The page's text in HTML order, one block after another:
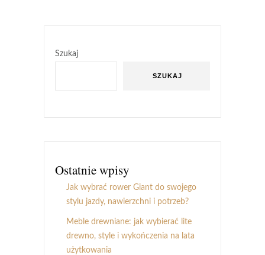
Szukaj
SZUKAJ
Ostatnie wpisy
Jak wybrać rower Giant do swojego
stylu jazdy, nawierzchni i potrzeb?
Meble drewniane: jak wybierać lite
drewno, style i wykończenia na lata
użytkowania